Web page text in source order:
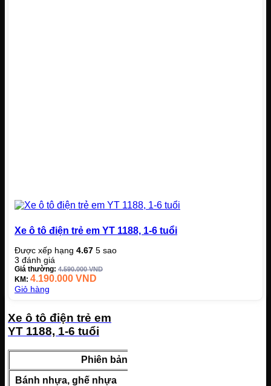
Xe ô tô điện trẻ em YT 1188, 1-6 tuổi
Được xếp hạng 4.67 5 sao
3 đánh giá
Giá thường: 4.590.000VND
KM: 4.190.000 VND
Giỏ hàng
Xe ô tô điện trẻ em
YT 1188, 1-6 tuổi
Phiên bản
Bánh nhựa, ghế nhựa